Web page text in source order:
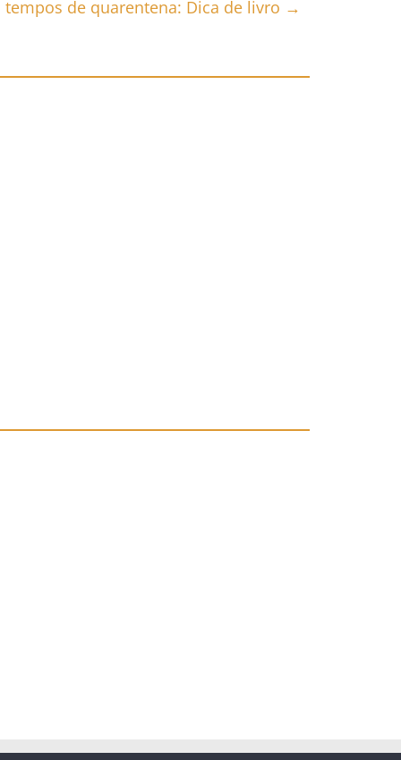
de quarentena: Dica de livro →